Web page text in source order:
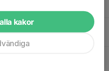
kakor